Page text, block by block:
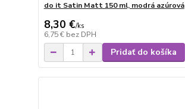
do it Satin Matt 150 ml, modrá azúrová
8,30 €/ks
6,75 € bez DPH
Pridať do košíka